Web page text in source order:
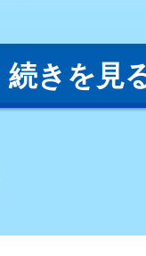
続きを見